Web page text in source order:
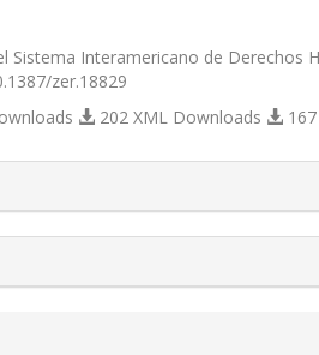
Sistema Interamericano de Derechos
zer.18829
202 XML Downloads 167